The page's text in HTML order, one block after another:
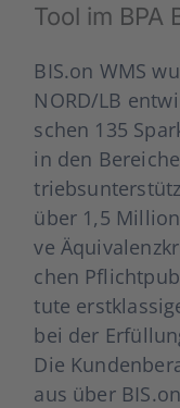
Tool im BPA
BIS.on WMS
NORD/LB
schen 135
in den
über 1,5
ve
chen
tu­te
bei der
Die
aus über